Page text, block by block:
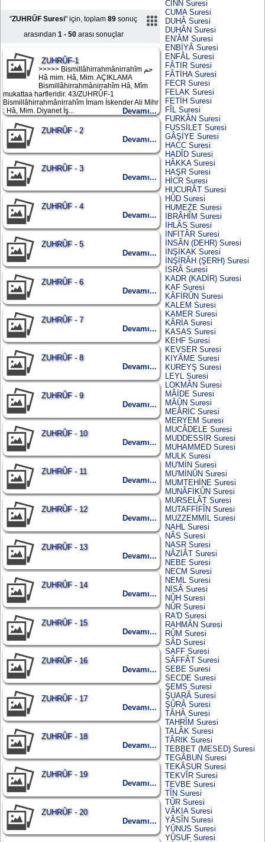
"ZUHRÛF Suresi" için, toplam 89 sonuç
arasından 1 - 50arası sonuçlar
ZUHRÛF-1
>>>>> Bismillâhirrahmânirrahîm حم
Hâ mim. Hâ, Mim. AÇIKLAMA
Bismillâhirrahmânirrahîm Hâ, Mîm
mukattaa harfleridir. 43/ZUHRÛF-1
Bismillâhirrahmânirrahîm İmam İskender Ali Mihr
: Hâ, Mim. Diyanet İş...
Devamı...
ZUHRÛF - 2
Devamı...
ZUHRÛF - 3
Devamı...
ZUHRÛF - 4
Devamı...
ZUHRÛF - 5
Devamı...
ZUHRÛF - 6
Devamı...
ZUHRÛF - 7
Devamı...
ZUHRÛF - 8
Devamı...
ZUHRÛF - 9
Devamı...
ZUHRÛF - 10
Devamı...
ZUHRÛF - 11
Devamı...
ZUHRÛF - 12
Devamı...
ZUHRÛF - 13
Devamı...
ZUHRÛF - 14
Devamı...
ZUHRÛF - 15
Devamı...
ZUHRÛF - 16
Devamı...
ZUHRÛF - 17
Devamı...
ZUHRÛF - 18
Devamı...
ZUHRÛF - 19
Devamı...
ZUHRÛF - 20
Devamı...
CİNN Suresi
CUMA Suresi
DUHÂ Suresi
DUHÂN Suresi
EN'ÂM Suresi
ENBİYÂ Suresi
ENFÂL Suresi
FÂTIR Suresi
FÂTİHA Suresi
FECR Suresi
FELAK Suresi
FETİH Suresi
FÎL Suresi
FURKÂN Suresi
FUSSİLET Suresi
GÂŞİYE Suresi
HACC Suresi
HADÎD Suresi
HÂKKA Suresi
HAŞR Suresi
HİCR Suresi
HUCURÂT Suresi
HÛD Suresi
HUMEZE Suresi
İBRÂHÎM Suresi
İHLÂS Suresi
İNFİTÂR Suresi
İNSÂN (DEHR) Suresi
İNŞİKAK Suresi
İNŞİRÂH (ŞERH) Suresi
İSRÂ Suresi
KADR (KADİR) Suresi
KAF Suresi
KÂFİRÛN Suresi
KALEM Suresi
KAMER Suresi
KÂRİA Suresi
KASAS Suresi
KEHF Suresi
KEVSER Suresi
KIYÂME Suresi
KUREYŞ Suresi
LEYL Suresi
LOKMÂN Suresi
MÂİDE Suresi
MÂÛN Suresi
MEÂRİC Suresi
MERYEM Suresi
MUCÂDELE Suresi
MUDDESSİR Suresi
MUHAMMED Suresi
MULK Suresi
MU'MİN Suresi
MU'MİNÛN Suresi
MUMTEHİNE Suresi
MUNÂFİKÛN Suresi
MURSELÂT Suresi
MUTAFFİFÎN Suresi
MUZZEMMİL Suresi
NAHL Suresi
NÂS Suresi
NASR Suresi
NÂZİÂT Suresi
NEBE Suresi
NECM Suresi
NEML Suresi
NİSÂ Suresi
NÛH Suresi
NÛR Suresi
RA'D Suresi
RAHMÂN Suresi
RÛM Suresi
SÂD Suresi
SAFF Suresi
SÂFFÂT Suresi
SEBE Suresi
SECDE Suresi
ŞEMS Suresi
ŞUARÂ Suresi
ŞÛRÂ Suresi
TÂHÂ Suresi
TAHRÎM Suresi
TALÂK Suresi
TÂRIK Suresi
TEBBET (MESED) Suresi
TEGÂBUN Suresi
TEKÂSUR Suresi
TEKVÎR Suresi
TEVBE Suresi
TÎN Suresi
TÛR Suresi
VÂKIA Suresi
YÂSÎN Suresi
YÛNUS Suresi
YÛSUF Suresi